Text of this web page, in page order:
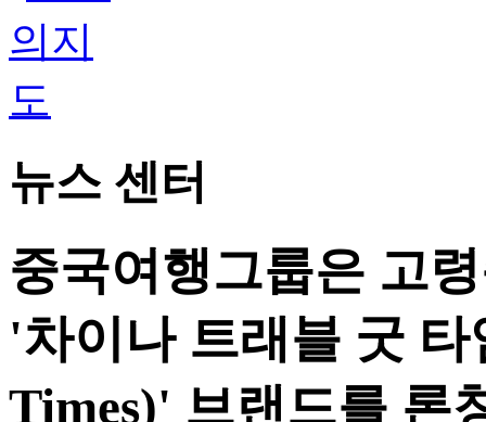
뉴스 센터
중국여행그룹은 고
'차이나 트래블 굿
Times)' 브랜드를 론